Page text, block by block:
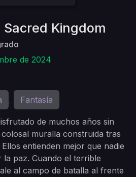
Kingdom
de 2024
Fantasía
de muchos años sin
muralla construida tras
entienden mejor que nadie
la paz. Cuando el terrible
al campo de batalla al frente